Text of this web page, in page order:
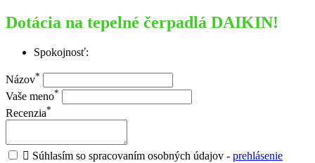
Dotácia na tepelné čerpadlá DAIKIN!
Spokojnosť:
Názov*
Vaše meno*
Recenzia*
 Súhlasím so spracovaním osobných údajov - prehlásenie